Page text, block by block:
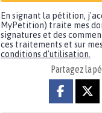
En signant la pétition,
MyPetition) traite mes
signatures et des
ces traitements et sur
conditions d'utilisation.
Partagez la